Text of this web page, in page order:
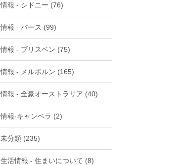
情報 - シドニー (76)
情報 - パース (99)
情報 - ブリスベン (75)
情報 - メルボルン (165)
情報 - 全豪オーストラリア (40)
情報-キャンベラ (2)
未分類 (235)
生活情報 - 住まいについて (8)